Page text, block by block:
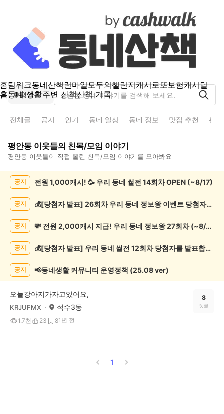
홈팀워크동네산책런마일모두의챌린지캐시로또보험캐시딜
홈동네 생활주변 산책산책 기록
평안동
전체글 공지 인기 동네 일상 동네 정보 맛집 추천 분
평안동 이웃들의 친목/모임 이야기
평안동 이웃들이 직접 올린 친목/모임 이야기를 모아봐요
록
공지 전원 1,000캐시! 🥳 우리 동네 썰전 14회차 OPEN (~8/17)
공지 💰[당첨자 발표] 26회차 우리 동네 정보왕 이벤트 당첨자를 발표합니다!
공지 💸 전원 2,000캐시 지급! 우리 동네 정보왕 27회차 (~8/10)
공지 💰[당첨자 발표] 우리 동네 썰전 12회차 당첨자를 발표합니다!
공지 📢동네생활 커뮤니티 운영정책 (25.08 ver)
오늘강아지가자고있어요,
KRJUFMX 석수3동
1.7천 23 81년 전
8
댓글
1